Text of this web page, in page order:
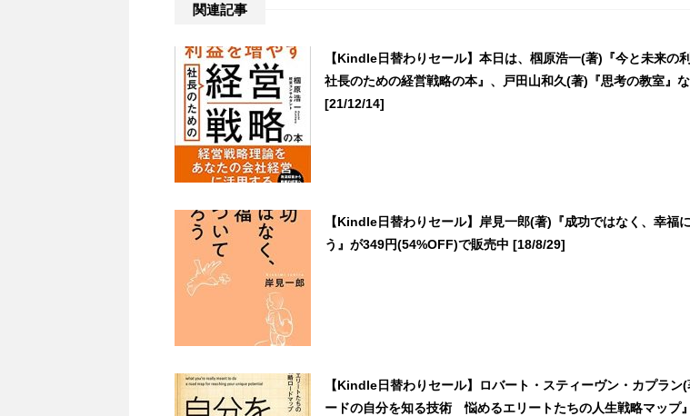
関連記事
【Kindle日替わりセール】本日は、椢原浩一(著)『今と未来の
社長のための経営戦略の本』、戸田山和久(著)『思考の教室』
[21/12/14]
【Kindle日替わりセール】岸見一郎(著)『成功ではなく、幸福
う』が349円(54%OFF)で販売中 [18/8/29]
【Kindle日替わりセール】ロバート・スティーヴン・カプラン
ードの自分を知る技術 悩めるエリートたちの人生戦略マップ